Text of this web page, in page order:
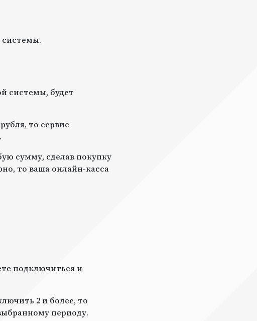
системы.
системы, будет
то сервис
сумму, сделав покупку
то ваша онлайн-касса
подключиться и
2 и более, то
периоду.